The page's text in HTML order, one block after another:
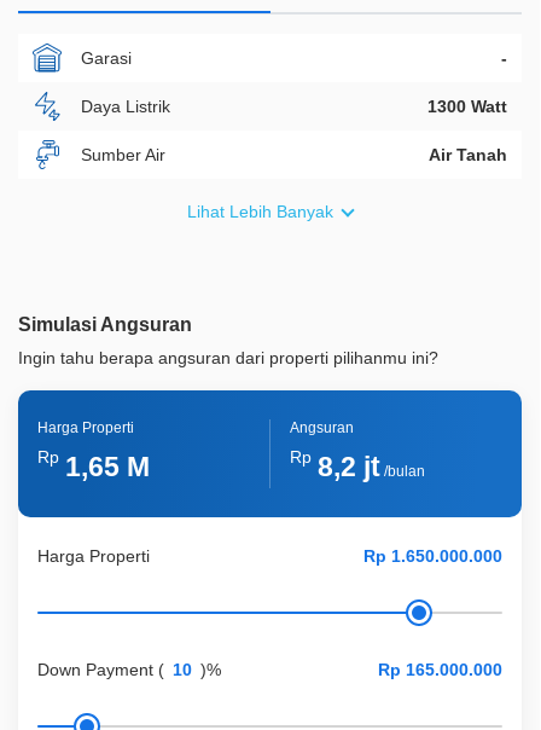
Garasi -
Daya Listrik 1300 Watt
Sumber Air Air Tanah
ID Properti
Lihat Lebih Banyak
Simulasi Angsuran
Ingin tahu berapa angsuran dari properti pilihanmu ini?
Harga Properti
Down Payment ( )%
Harga Properti
Rp 1,65 M
Angsuran
Rp 8,2 jt/bulan